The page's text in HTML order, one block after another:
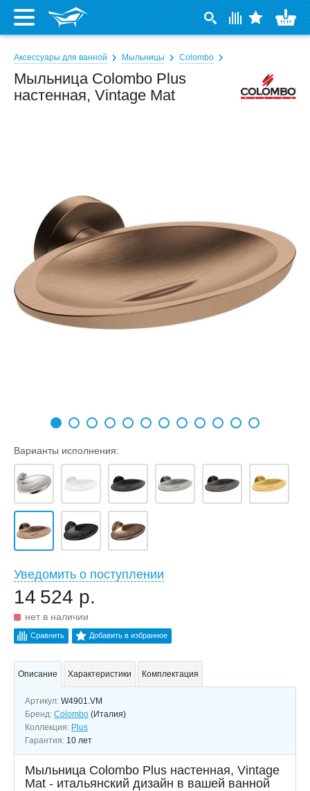
Аксессуары для ванной Мыльницы Colombo
Мыльница Colombo Plus
настенная, Vintage Mat
Варианты исполнения:
Уведомить о поступлении
14 524 р.
нет в наличии
Сравнить Добавить в избранное
Описание Характеристики Комплектация
Артикул: W4901.VM
Бренд: Colombo (Италия)
Коллекция: Plus
Гарантия: 10 лет
Мыльница Colombo Plus настенная, Vintage
Mat - итальянский дизайн в вашей ванной